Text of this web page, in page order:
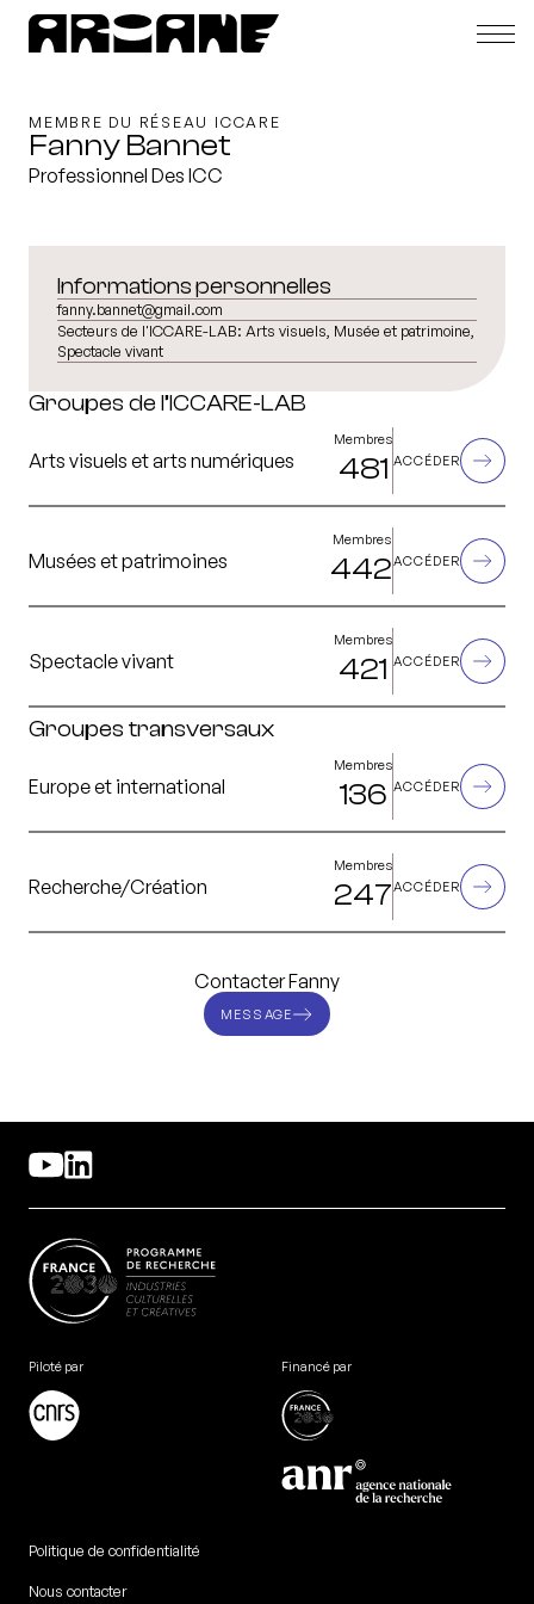
MEMBRE DU RÉSEAU ICCARE
Fanny Bannet
Professionnel Des ICC
Informations personnelles
fanny.bannet@gmail.com
Secteurs de l'ICCARE-LAB: Arts visuels, Musée et patrimoine,
Spectacle vivant
Groupes de l’ICCARE-LAB
Arts visuels et arts numériques
Membres
481 ACCÉDER
Musées et patrimoines
Membres
442ACCÉDER
Spectacle vivant
Membres
421 ACCÉDER
Groupes transversaux
Europe et international
Membres
136 ACCÉDER
Recherche/Création
Membres
247ACCÉDER
Contacter Fanny
MESSAGE
Piloté par Financé par
Politique de confidentialité
Nous contacter